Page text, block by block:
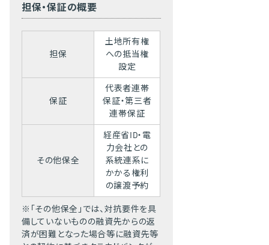
担保・保証の概要
担保
土地所有権
への抵当権
設定
保証
代表者連帯
保証・第三者
連帯保証
その他保全
経産省ID・電
力会社との
系統連系に
かかる権利
の譲渡予約
※「その他保全」では、対抗要件を具
備していないものの融資先からの返
済が困難となった場合等に融資先等